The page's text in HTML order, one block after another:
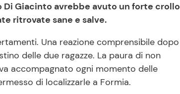
Di Giacinto avrebbe avuto un forte crollo
ritrovate sane e salve.
Una reazione comprensibile dopo
delle due ragazze. La paura di non
accompagnato ogni momento delle
di localizzarle a Formia.